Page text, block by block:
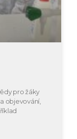
pro žáky
objevování,